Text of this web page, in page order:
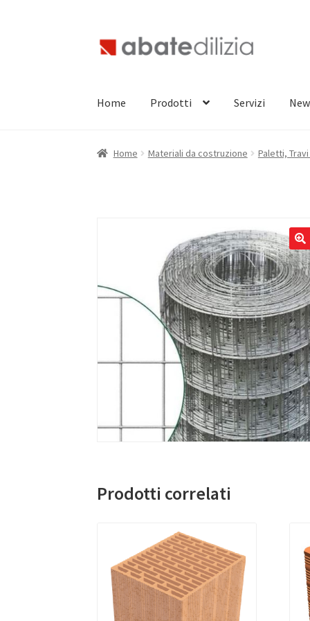
Vai
alla
Vai
al
Home Prodotti Servizi
Home Materiali da costruzione Paletti,
Prodotti correlati